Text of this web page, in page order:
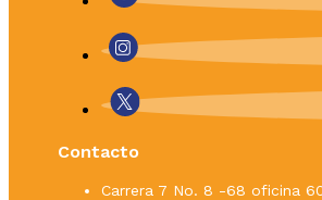
Contacto
Carrera 7 No. 8 -68 oficina